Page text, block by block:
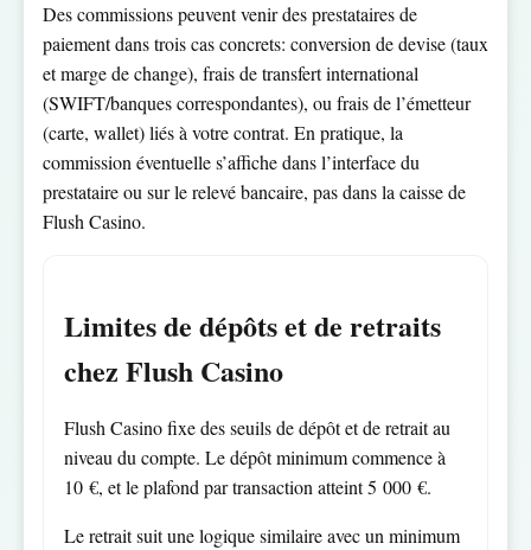
Des commissions peuvent venir des prestataires de
paiement dans trois cas concrets: conversion de devise (taux
et marge de change), frais de transfert international
(SWIFT/banques correspondantes), ou frais de l’émetteur
(carte, wallet) liés à votre contrat. En pratique, la
commission éventuelle s’affiche dans l’interface du
prestataire ou sur le relevé bancaire, pas dans la caisse de
Flush Casino.
Limites de dépôts et de retraits
chez Flush Casino
Flush Casino fixe des seuils de dépôt et de retrait au
niveau du compte. Le dépôt minimum commence à
10 €, et le plafond par transaction atteint 5 000 €.
Le retrait suit une logique similaire avec un minimum